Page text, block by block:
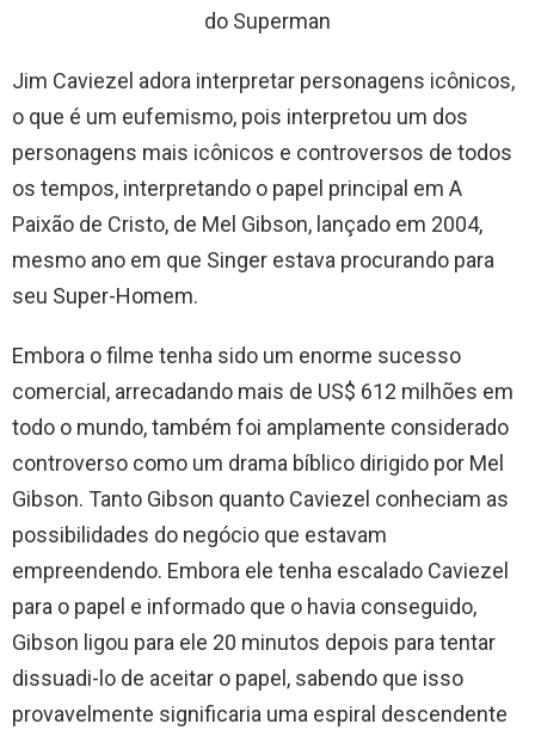
do Superman
Jim Caviezel adora interpretar personagens icônicos,
o que é um eufemismo, pois interpretou um dos
personagens mais icônicos e controversos de todos
os tempos, interpretando o papel principal em A
Paixão de Cristo, de Mel Gibson, lançado em 2004,
mesmo ano em que Singer estava procurando para
seu Super-Homem.
Embora o filme tenha sido um enorme sucesso
comercial, arrecadando mais de US$ 612 milhões em
todo o mundo, também foi amplamente considerado
controverso como um drama bíblico dirigido por Mel
Gibson. Tanto Gibson quanto Caviezel conheciam as
possibilidades do negócio que estavam
empreendendo. Embora ele tenha escalado Caviezel
para o papel e informado que o havia conseguido,
Gibson ligou para ele 20 minutos depois para tentar
dissuadi-lo de aceitar o papel, sabendo que isso
provavelmente significaria uma espiral descendente